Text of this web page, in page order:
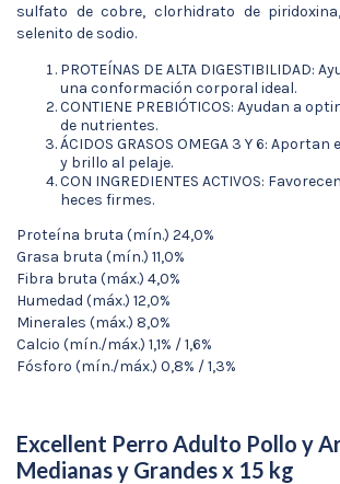
sulfato de cobre, clorhidrato de
selenito de sodio.
PROTEÍNAS DE ALTA DIGESTIBILIDAD:
una conformación corporal ideal.
CONTIENE PREBIÓTICOS: Ayudan a
de nutrientes.
ÁCIDOS GRASOS OMEGA 3 Y 6:
y brillo al pelaje.
CON INGREDIENTES ACTIVOS:
heces firmes.
Proteína bruta (mín.) 24,0%
Grasa bruta (mín.) 11,0%
Fibra bruta (máx.) 4,0%
Humedad (máx.) 12,0%
Minerales (máx.) 8,0%
Calcio (mín./máx.) 1,1% / 1,6%
Fósforo (mín./máx.) 0,8% / 1,3%
Excellent Perro Adulto Pollo y
Medianas y Grandes x 15 kg